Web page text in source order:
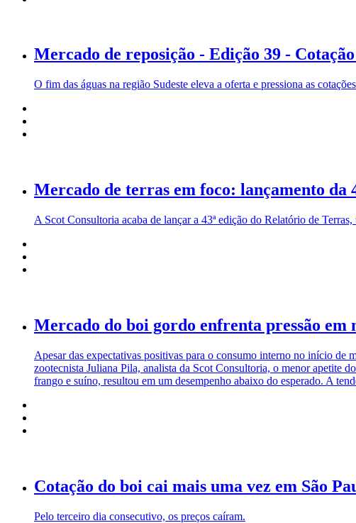
Mercado de reposição - Edição 39 -
O fim das águas na região Sudeste eleva a oferta e pressiona as
Mercado de terras em foco: lançamento da
A Scot Consultoria acaba de lançar a 43ª edição do Relatório de
Mercado do boi gordo enfrenta pressão em
Apesar das expectativas positivas para o consumo interno no início de
zootecnista Juliana Pila, analista da Scot Consultoria, o menor apetite
frango e suíno, resultou em um desempenho abaixo do esperado. A
Cotação do boi cai mais uma vez em São
Pelo terceiro dia consecutivo, os preços caíram.